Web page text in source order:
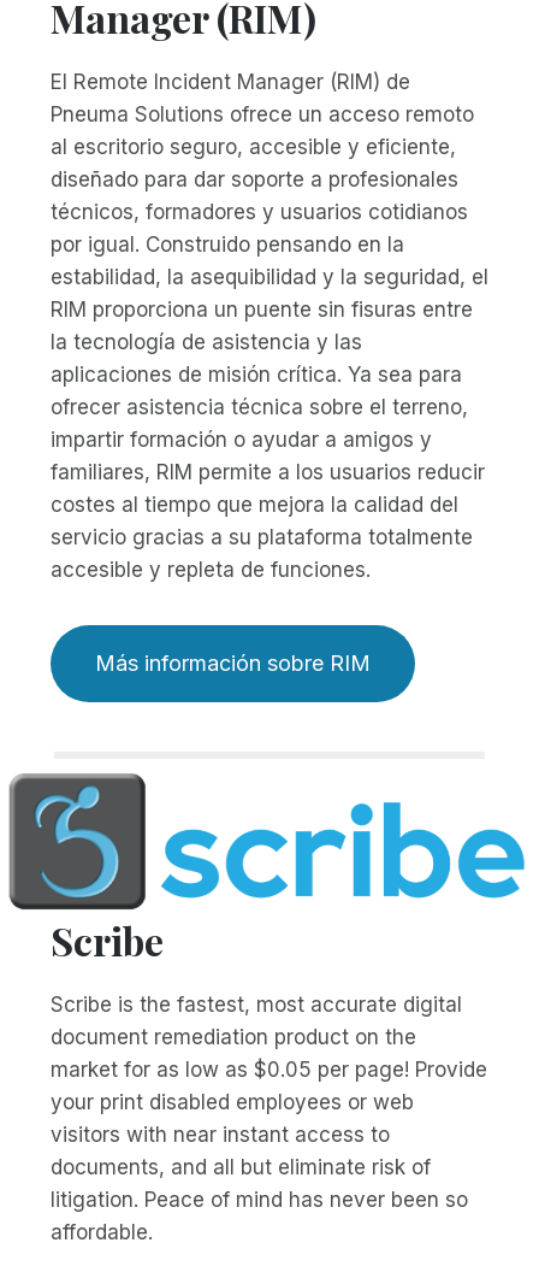
Manager (RIM)
El Remote Incident Manager (RIM) de
Pneuma Solutions ofrece un acceso remoto
al escritorio seguro, accesible y eficiente,
diseñado para dar soporte a profesionales
técnicos, formadores y usuarios cotidianos
por igual. Construido pensando en la
estabilidad, la asequibilidad y la seguridad, el
RIM proporciona un puente sin fisuras entre
la tecnología de asistencia y las
aplicaciones de misión crítica. Ya sea para
ofrecer asistencia técnica sobre el terreno,
impartir formación o ayudar a amigos y
familiares, RIM permite a los usuarios reducir
costes al tiempo que mejora la calidad del
servicio gracias a su plataforma totalmente
accesible y repleta de funciones.
Más información sobre RIM
Scribe
Scribe is the fastest, most accurate digital
document remediation product on the
market for as low as $0.05 per page! Provide
your print disabled employees or web
visitors with near instant access to
documents, and all but eliminate risk of
litigation. Peace of mind has never been so
affordable.